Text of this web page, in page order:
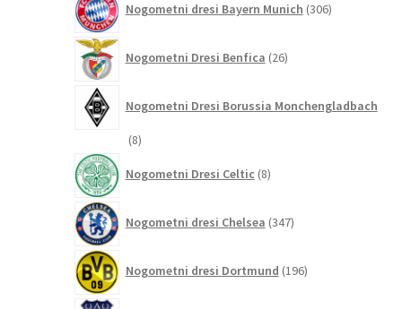
Nogometni dresi Bayern Munich 306izdelkov
Nogometni Dresi Benfica 26izdelkov
Nogometni Dresi Borussia Monchengladbach
88
Nogometni Dresi Celtic 8izdelkov
Nogometni dresi Chelsea 347izdelkov
Nogometni dresi Dortmund 196izdelkov